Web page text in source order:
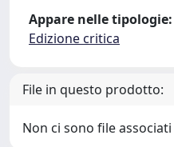
Appare nelle tipologie:
Edizione critica
File in questo prodotto:
Non ci sono file